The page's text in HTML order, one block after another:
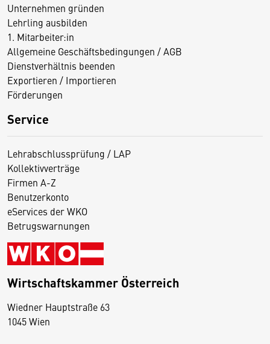
Unternehmen gründen
Lehrling ausbilden
1. Mitarbeiter:in
Allgemeine Geschäftsbedingungen / AGB
Dienstverhältnis beenden
Exportieren / Importieren
Förderungen
Service
Lehrabschlussprüfung / LAP
Kollektivverträge
Firmen A-Z
Benutzerkonto
eServices der WKO
Betrugswarnungen
Wirtschaftskammer Österreich
Wiedner Hauptstraße 63
1045 Wien
D